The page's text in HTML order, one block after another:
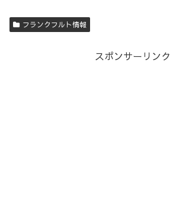
フランクフルト情報
スポンサーリンク